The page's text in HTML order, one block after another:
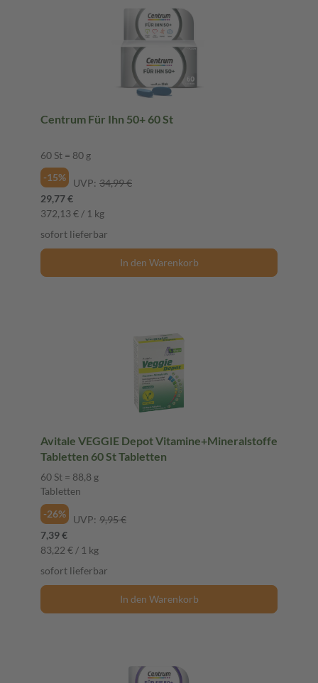
Centrum Für Ihn 50+ 60 St
60 St = 80 g
-15%
UVP: 34,99 €
29,77 €
372,13 € / 1 kg
sofort lieferbar
In den Warenkorb
Avitale VEGGIE Depot Vitamine+Mineralstoffe
Tabletten 60 St Tabletten
60 St = 88,8 g
Tabletten
-26%
UVP: 9,95 €
7,39 €
83,22 € / 1 kg
sofort lieferbar
In den Warenkorb